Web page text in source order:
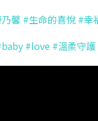
馨 #生命的喜悅 #幸
#love #溫柔守護